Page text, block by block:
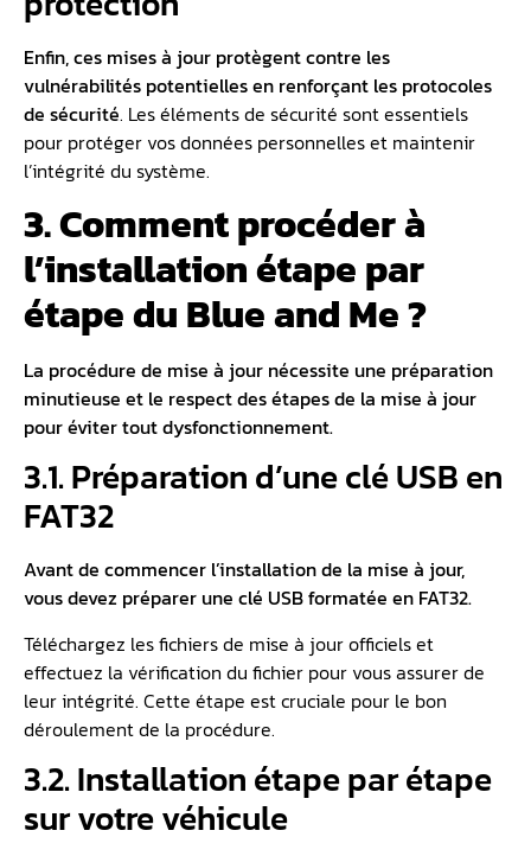
Enfin, ces mises à jour protègent contre les
vulnérabilités potentielles en renforçant les protocoles
de sécurité. Les éléments de sécurité sont essentiels
pour protéger vos données personnelles et maintenir
l’intégrité du système.
3. Comment procéder à
l’installation étape par
étape du Blue and Me ?
La procédure de mise à jour nécessite une préparation
minutieuse et le respect des étapes de la mise à jour
pour éviter tout dysfonctionnement.
3.1. Préparation d’une clé USB en
FAT32
Avant de commencer l’installation de la mise à jour,
vous devez préparer une clé USB formatée en FAT32.
Téléchargez les fichiers de mise à jour officiels et
effectuez la vérification du fichier pour vous assurer de
leur intégrité. Cette étape est cruciale pour le bon
déroulement de la procédure.
3.2. Installation étape par étape
sur votre véhicule